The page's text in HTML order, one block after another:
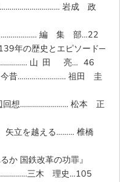
………………………… 岩成 政
編 集 部…22
年の歴史とエピソード─
山 田 亮… 46
今昔…………………… 祖田 圭
回想…………………… 松本 正
矢立を越える……… 椎橋
か 国鉄改革の功罪』
三木 理史…105